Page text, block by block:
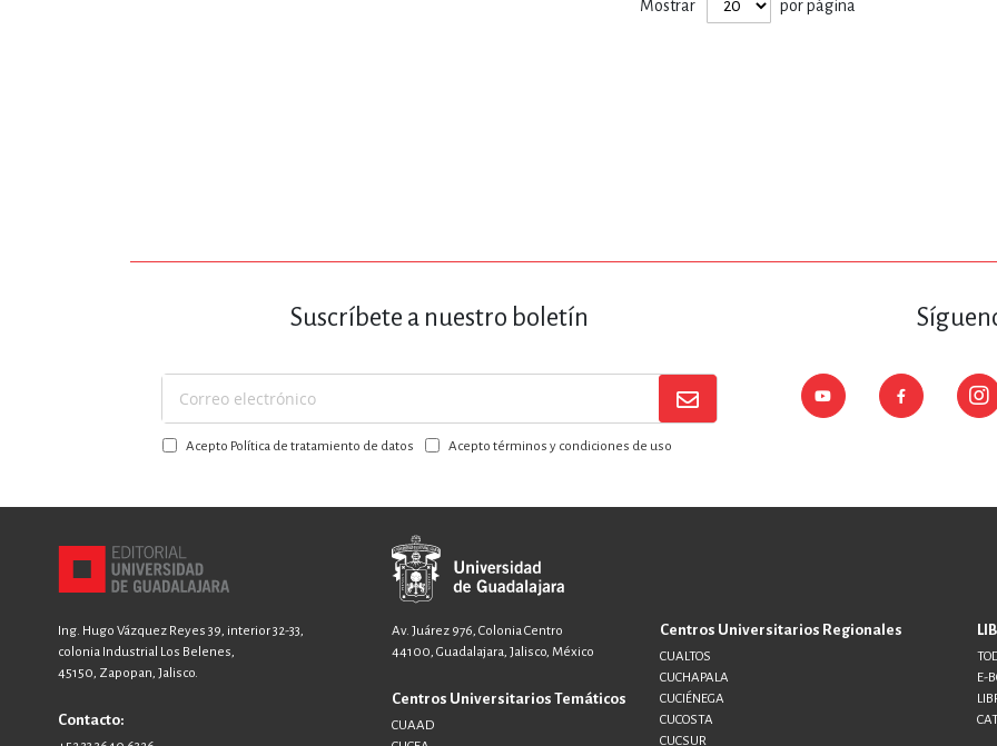
Mostrar por página
Suscríbete a nuestro boletín
Suscríbase
a
nuestroAcepto Política de tratamiento de datos Acepto términos y condiciones de uso
Ing. Hugo Vázquez Reyes 39, interior 32-33,
colonia Industrial Los Belenes,
45150, Zapopan, Jalisco.
Contacto:
Av. Juárez 976, Colonia Centro
44100, Guadalajara, Jalisco, México
Centros Universitarios Temáticos
CUAAD
Centros Universitarios Regionales
CUALTOS
CUCHAPALA
CUCIÉNEGA
CUCOSTA
CUCSUR
E-